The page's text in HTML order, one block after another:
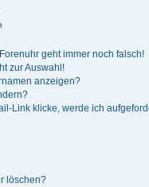
geht immer noch falsch!
zur Auswahl!
anzeigen?
Link klicke, werde ich
löschen?